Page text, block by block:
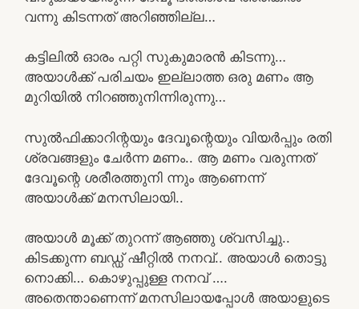
വന്നു കിടന്നത് അറിഞ്ഞില്ല…
കട്ടിലിൽ ഓരം പറ്റി സുകുമാരൻ കിടന്നു…
അയാൾക്ക്‌ പരിചയം ഇല്ലാത്ത ഒരു മണം ആ
മുറിയിൽ നിറഞ്ഞുനിന്നിരുന്നു…
സുൽഫിക്കാറിന്റയും ദേവൂന്റെയും വിയർപ്പും രതി
ശ്രവങ്ങളും ചേർന്ന മണം.. ആ മണം വരുന്നത്
ദേവൂന്റെ ശരീരത്തുനി ന്നും ആണെന്ന്
അയാൾക്ക്‌ മനസിലായി..
അയാൾ മൂക്ക് തുറന്ന് ആഞ്ഞു ശ്വസിച്ചു..
കിടക്കുന്ന ബഡ്ഡ് ഷീറ്റിൽ നനവ്.. അയാൾ തൊട്ടു
നൊക്കി… കൊഴുപ്പുള്ള നനവ് ….
അതെന്താണെന്ന് മനസിലായപ്പോൾ അയാളുടെ